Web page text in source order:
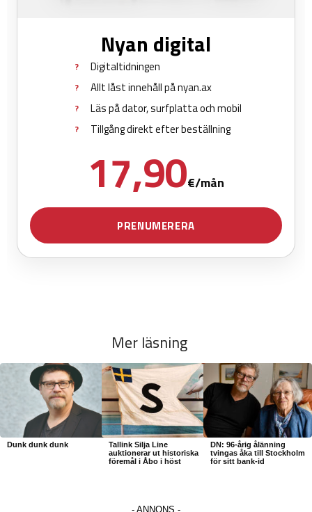
Mer läsning
Dunk dunk dunk
Tallink Silja Line
auktionerar ut historiska
föremål i Åbo i höst
DN: 96-årig ålänning
tvingas åka till Stockholm
för sitt bank-id